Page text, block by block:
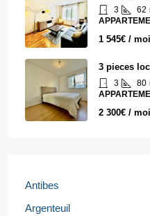
3 62
1 545€ /
3 pieces
3 80
2 300€ /
Antibes
Argenteuil